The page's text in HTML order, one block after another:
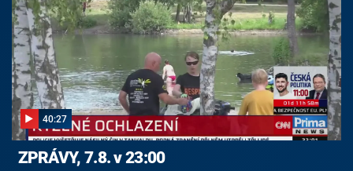
40:27
ZPRÁVY, 7.8. v 23:00